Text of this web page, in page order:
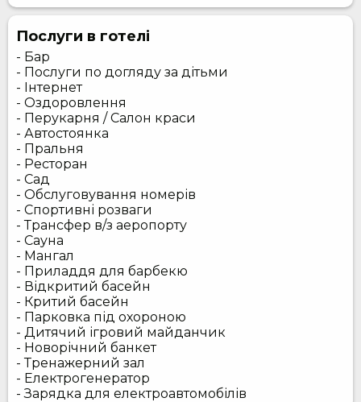
Послуги в готелі
- Бар
- Послуги по догляду за дітьми
- Інтернет
- Оздоровлення
- Перукарня / Салон краси
- Автостоянка
- Пральня
- Ресторан
- Сад
- Обслуговування номерів
- Спортивні розваги
- Трансфер в/з аеропорту
- Сауна
- Мангал
- Приладдя для барбекю
- Відкритий басейн
- Критий басейн
- Парковка під охороною
- Дитячий ігровий майданчик
- Новорічний банкет
- Тренажерний зал
- Електрогенератор
- Зарядка для електроавтомобілів